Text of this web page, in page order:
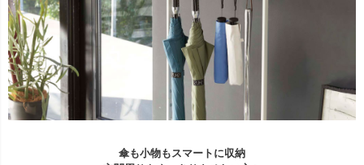
傘も小物もスマートに収納